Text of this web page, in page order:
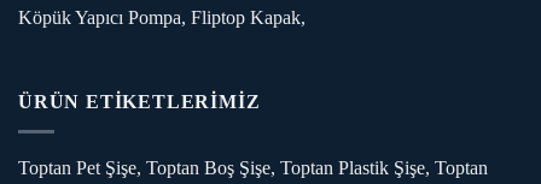
Köpük Yapıcı Pompa, Fliptop Kapak,
ÜRÜN ETİKETLERİMİZ
Toptan Pet Şişe, Toptan Boş Şişe, Toptan Plastik Şişe, Toptan